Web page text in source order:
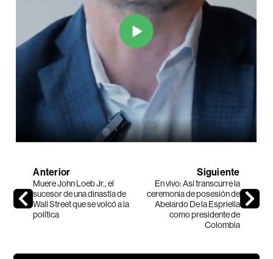
Anterior
Muere John Loeb Jr., el
sucesor de una dinastía de
Wall Street que se volcó a la
política
Siguiente
En vivo: Así transcurre la
ceremonia de posesión de
Abelardo De la Espriella
como presidente de
Colombia